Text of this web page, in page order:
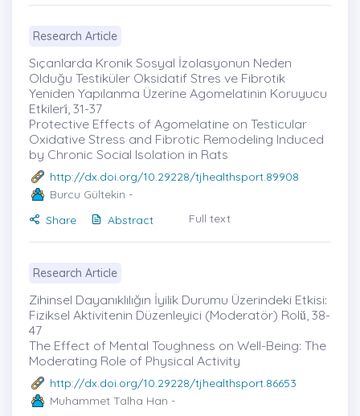
Research Article
Sıçanlarda Kronik Sosyal İzolasyonun Neden
Olduğu Testiküler Oksidatif Stres ve Fibrotik
Yeniden Yapılanma Üzerine Agomelatinin Koruyucu
Etkileri̇, 31-37
Protective Effects of Agomelatine on Testicular
Oxidative Stress and Fibrotic Remodeling Induced
by Chronic Social Isolation in Rats
http://dx.doi.org/10.29228/tjhealthsport.89908
Burcu Gültekin -
Share
Abstract Full text
Research Article
Zihinsel Dayanıklılığın İyilik Durumu Üzerindeki Etkisi:
Fiziksel Aktivitenin Düzenleyici (Moderatör) Rolü̇, 38-
47
The Effect of Mental Toughness on Well-Being: The
Moderating Role of Physical Activity
http://dx.doi.org/10.29228/tjhealthsport.86653
Muhammet Talha Han -